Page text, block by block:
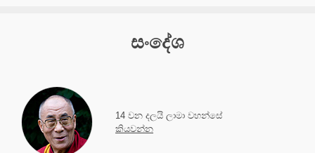
සංදේශ
14 වන දලයි ලාමා වහන්සේ
කියවන්න